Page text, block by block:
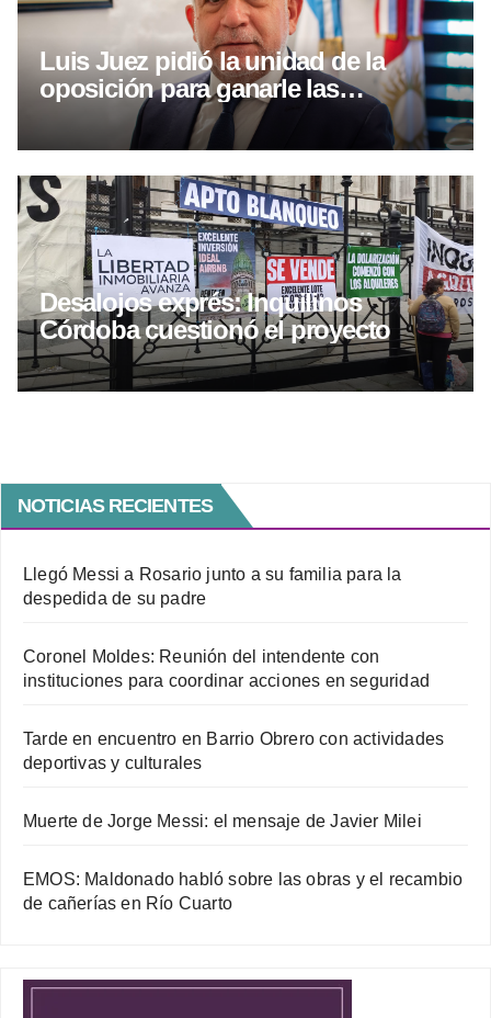
Luis Juez pidió la unidad de la
oposición para ganarle las
elecciones a Llaryora
Desalojos exprés: Inquilinos
Córdoba cuestionó el proyecto
NOTICIAS RECIENTES
Llegó Messi a Rosario junto a su familia para la
despedida de su padre
Coronel Moldes: Reunión del intendente con
instituciones para coordinar acciones en seguridad
Tarde en encuentro en Barrio Obrero con actividades
deportivas y culturales
Muerte de Jorge Messi: el mensaje de Javier Milei
EMOS: Maldonado habló sobre las obras y el recambio
de cañerías en Río Cuarto